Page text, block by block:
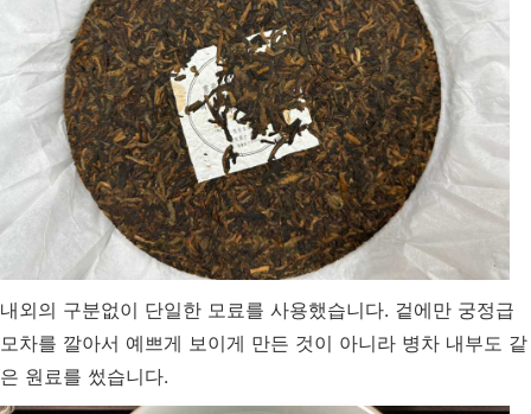
내외의 구분없이 단일한 모료를 사용했습니다. 겉에만 궁정급
모차를 깔아서 예쁘게 보이게 만든 것이 아니라 병차 내부도 같
은 원료를 썼습니다.